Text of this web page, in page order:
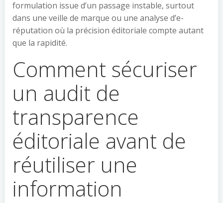
formulation issue d’un passage instable, surtout
dans une veille de marque ou une analyse d’e-
réputation où la précision éditoriale compte autant
que la rapidité.
Comment sécuriser
un audit de
transparence
éditoriale avant de
réutiliser une
information